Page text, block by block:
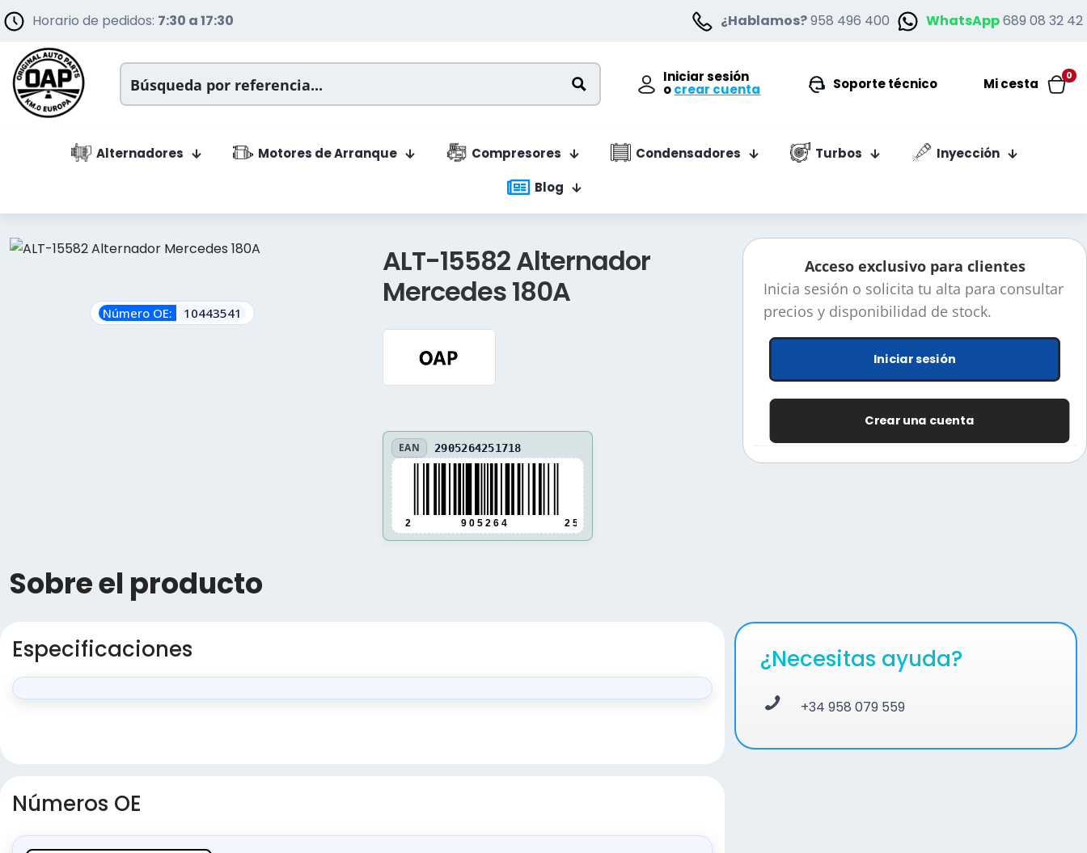
Horario de pedidos: 7:30 a 17:30 ¿Hablamos?958 496 400 WhatsApp689 08 32 42
Iniciar sesión
ocrear cuenta Soporte técnico
0
Mi cesta
Alternadores Motores de Arranque Compresores Condensadores Turbos
Inyección
Blog
Número OE: 10443541
ALT-15582 Alternador
Mercedes 180A
EAN 2905264251718
2 9 0 5 2 6 4 2 5 1 7 1 8
Acceso exclusivo para clientes
Inicia sesión o solicita tu alta para consultar
precios y disponibilidad de stock.
Iniciar sesión
Crear una cuenta
Sobre el producto
Especificaciones
Números OE
¿Necesitas ayuda?
+34 958 079 559